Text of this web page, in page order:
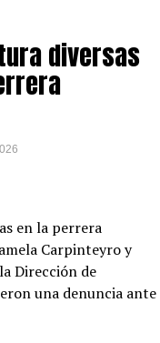
diversas
en la perrera
Carpinteyro y
Dirección de
una denuncia ante